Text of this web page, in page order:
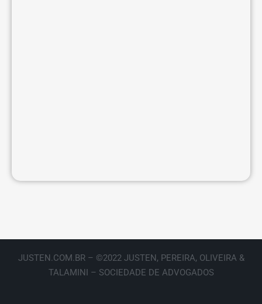
JUSTEN.COM.BR – ©2022 JUSTEN, PEREIRA, OLIVEIRA &
TALAMINI – SOCIEDADE DE ADVOGADOS